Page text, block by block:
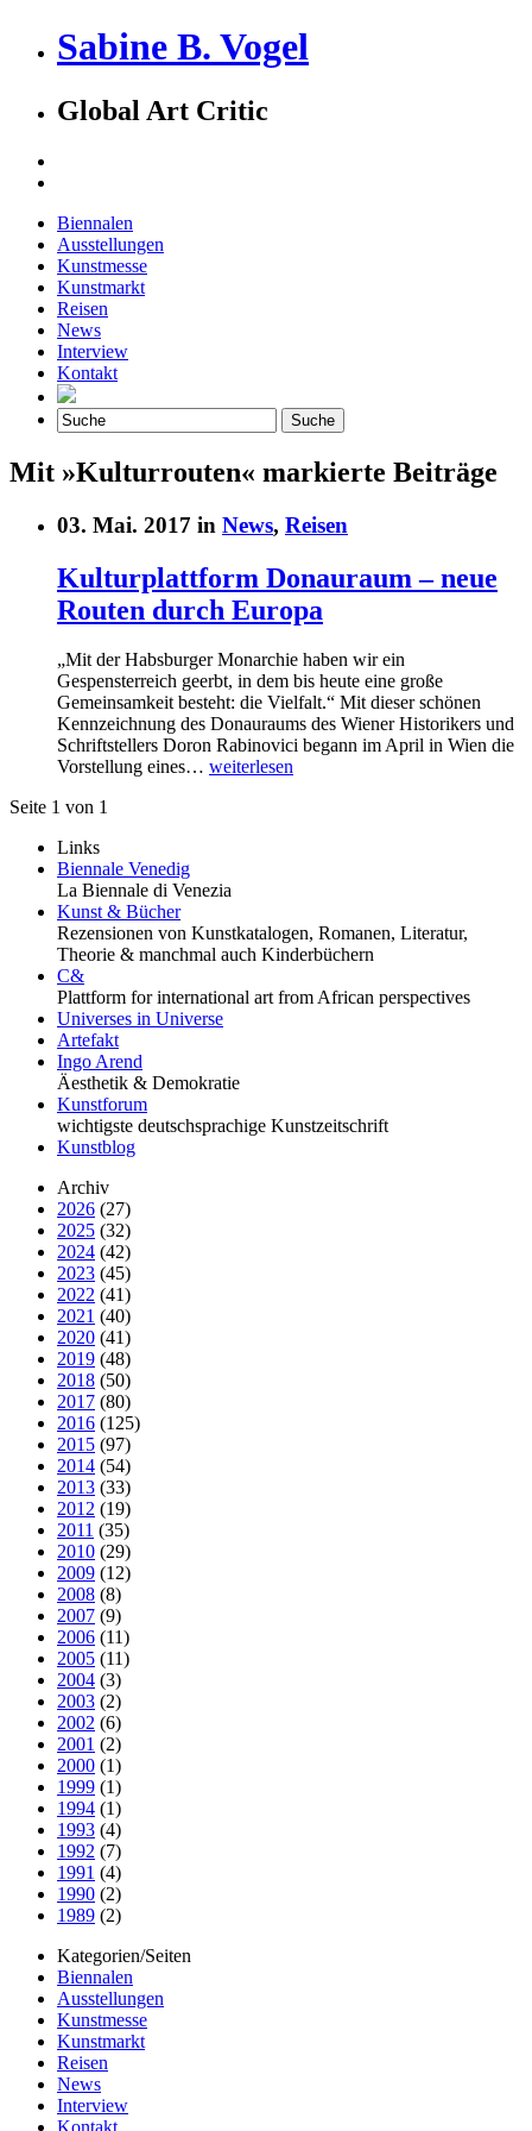
Sabine B. Vogel
Global Art Critic
Biennalen
Ausstellungen
Kunstmesse
Kunstmarkt
Reisen
News
Interview
Kontakt
Mit »Kulturrouten« markierte Beiträge
03. Mai. 2017 in News, Reisen
Kulturplattform Donauraum – neue
Routen durch Europa
„Mit der Habsburger Monarchie haben wir ein
Gespensterreich geerbt, in dem bis heute eine große
Gemeinsamkeit besteht: die Vielfalt.“ Mit dieser schönen
Kennzeichnung des Donauraums des Wiener Historikers und
Schriftstellers Doron Rabinovici begann im April in Wien die
Vorstellung eines… weiterlesen
Seite 1 von 1
Links
Biennale Venedig
La Biennale di Venezia
Kunst & Bücher
Rezensionen von Kunstkatalogen, Romanen, Literatur,
Theorie & manchmal auch Kinderbüchern
C&
Plattform for international art from African perspectives
Universes in Universe
Artefakt
Ingo Arend
Äesthetik & Demokratie
Kunstforum
wichtigste deutschsprachige Kunstzeitschrift
Kunstblog
Archiv
2026 (27)
2025 (32)
2024 (42)
2023 (45)
2022 (41)
2021 (40)
2020 (41)
2019 (48)
2018 (50)
2017 (80)
2016 (125)
2015 (97)
2014 (54)
2013 (33)
2012 (19)
2011 (35)
2010 (29)
2009 (12)
2008 (8)
2007 (9)
2006 (11)
2005 (11)
2004 (3)
2003 (2)
2002 (6)
2001 (2)
2000 (1)
1999 (1)
1994 (1)
1993 (4)
1992 (7)
1991 (4)
1990 (2)
1989 (2)
Kategorien/Seiten
Biennalen
Ausstellungen
Kunstmesse
Kunstmarkt
Reisen
News
Interview